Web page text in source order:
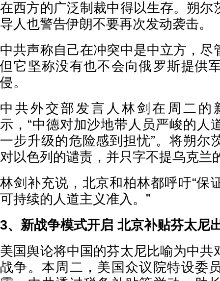
在西方的广泛制裁中得以生存。朔尔
导人也警告伊朗不要再次发动袭击。
中共声称自己在冲突中是中立方，尽
但它坚称没有也不会向俄罗斯提供
侵。
中共外交部发言人林剑在周二的
示，“中德对加沙地带人员严峻的人
一步升级的危险感到担忧”。将朔尔
对以色列的谴责，并只字不提乌克兰
林剑补充说，北京和柏林都呼吁“保
可持续的人道主义准入。”
3、新战争模式开启 北京补贴芬太尼
美国舆论将中国的芬太尼比喻为中共
战争。本周二，美国众议院特设委